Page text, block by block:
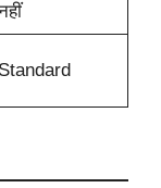
Standard